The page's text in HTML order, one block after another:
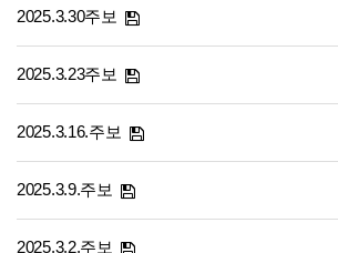
2025.3.30주보
2025.3.23주보
2025.3.16.주보
2025.3.9.주보
2025.3.2.주보